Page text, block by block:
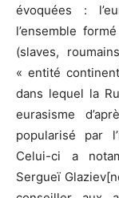
évoquées :
l’ensemble
(slaves,
« entité
dans lequel la
eurasisme
popularisé par
Celui-ci a
Sergueï